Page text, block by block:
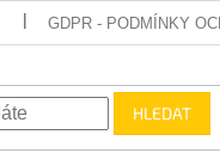
GDPR - PODMÍNKY
HLEDAT